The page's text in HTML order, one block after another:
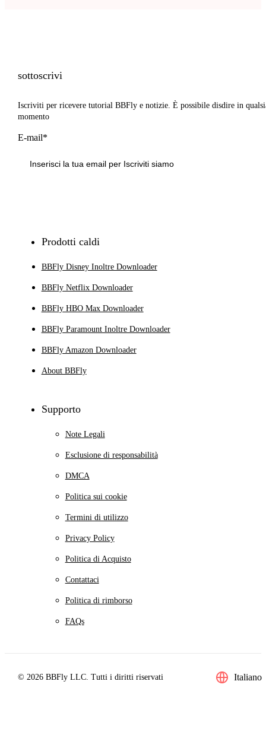
sottoscrivi
Iscriviti per ricevere tutorial BBFly e notizie. È possibile disdire in
momento
E-mail*
Prodotti caldi
BBFly Disney Inoltre Downloader
BBFly Netflix Downloader
BBFly HBO Max Downloader
BBFly Paramount Inoltre Downloader
BBFly Amazon Downloader
About BBFly
Supporto
Note Legali
Esclusione di responsabilità
DMCA
Politica sui cookie
Termini di utilizzo
Privacy Policy
Politica di Acquisto
Contattaci
Politica di rimborso
FAQs
© 2026 BBFly LLC. Tutti i diritti riservati Italiano